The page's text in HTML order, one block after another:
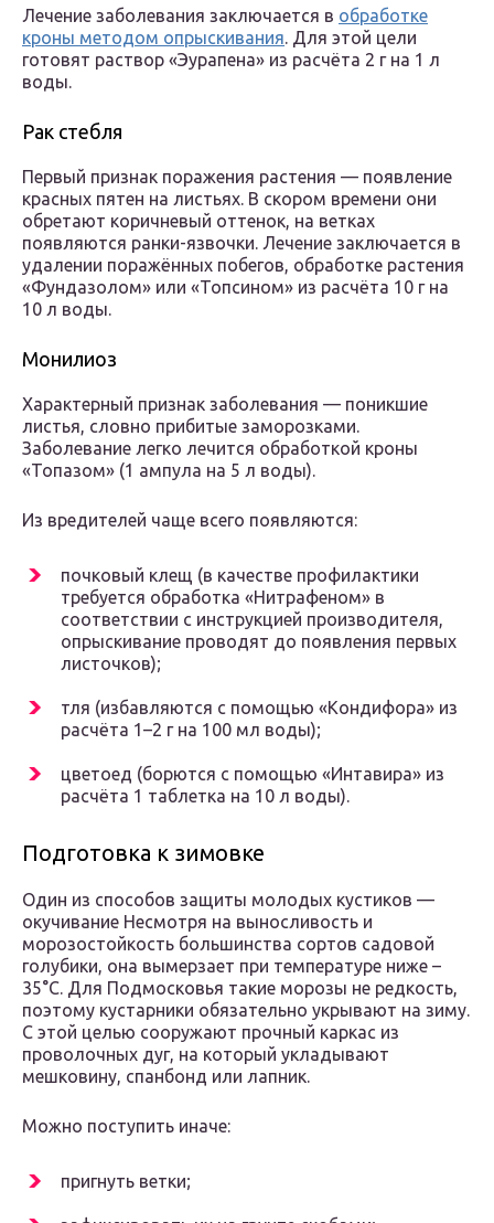
Лечение заболевания заключается в обработке
кроны методом опрыскивания. Для этой цели
готовят раствор «Эурапена» из расчёта 2 г на 1 л
воды.
Рак стебля
Первый признак поражения растения — появление
красных пятен на листьях. В скором времени они
обретают коричневый оттенок, на ветках
появляются ранки-язвочки. Лечение заключается в
удалении поражённых побегов, обработке растения
«Фундазолом» или «Топсином» из расчёта 10 г на
10 л воды.
Монилиоз
Характерный признак заболевания — поникшие
листья, словно прибитые заморозками.
Заболевание легко лечится обработкой кроны
«Топазом» (1 ампула на 5 л воды).
Из вредителей чаще всего появляются:
почковый клещ (в качестве профилактики
требуется обработка «Нитрафеном» в
соответствии с инструкцией производителя,
опрыскивание проводят до появления первых
листочков);
тля (избавляются с помощью «Кондифора» из
расчёта 1–2 г на 100 мл воды);
цветоед (борются с помощью «Интавира» из
расчёта 1 таблетка на 10 л воды).
Подготовка к зимовке
Один из способов защиты молодых кустиков —
окучивание Несмотря на выносливость и
морозостойкость большинства сортов садовой
голубики, она вымерзает при температуре ниже –
35°С. Для Подмосковья такие морозы не редкость,
поэтому кустарники обязательно укрывают на зиму.
С этой целью сооружают прочный каркас из
проволочных дуг, на который укладывают
мешковину, спанбонд или лапник.
Можно поступить иначе:
пригнуть ветки;